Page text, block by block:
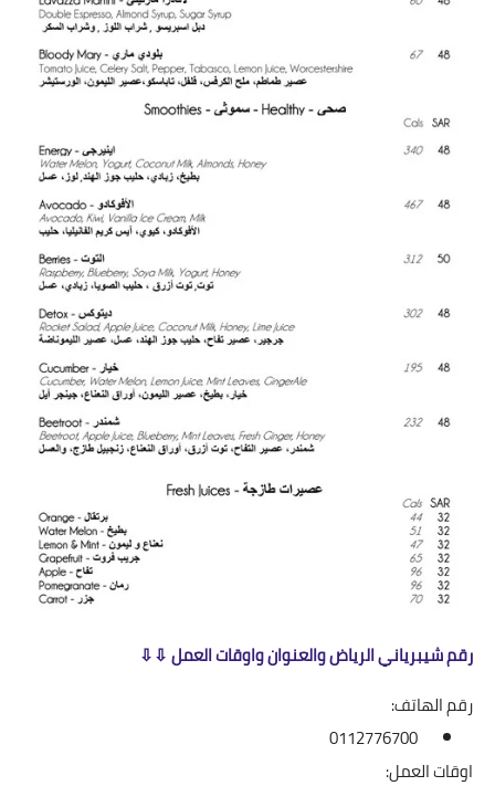
رقم شيبرياني الرياض والعنوان واوقات العمل ⇩⇩
رقم الهاتف:
0112776700
اوقات العمل: